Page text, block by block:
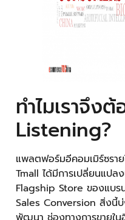
ทำไมเราจึง
Listening?
แพลตฟอร์มอีคอมเมิร์ซรา
Tmall ได้มีการเปลี่ยนแปล
Flagship Store ของแบ
Sales Conversion สิ่งนี้